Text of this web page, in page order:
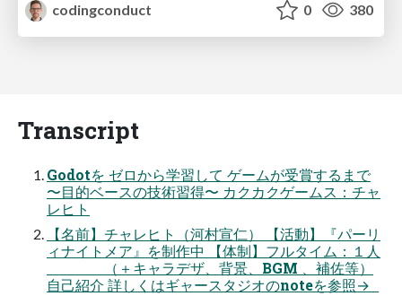
codingconduct
0 380
Transcript
Godotを ゼロから学習して ゲームが受賞するまで
〜⽬的ベースの技術習得〜 カクカクゲームス：チャ
レヒト
【名前】チャレヒト（河村宣仁） 【活動】『パーリ
ィナイトメア』を制作中 【体制】フルタイム：１⼈
（＋キャラデザ、背景、BGM 、補佐等）
⾃⼰紹介 詳しくはギャースタジオのnoteを参照→